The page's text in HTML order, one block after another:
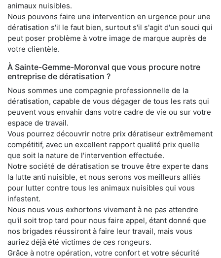
animaux nuisibles.
Nous pouvons faire une intervention en urgence pour une
dératisation s'il le faut bien, surtout s'il s'agit d'un souci qui
peut poser problème à votre image de marque auprès de
votre clientèle.
À Sainte-Gemme-Moronval que vous procure notre
entreprise de dératisation ?
Nous sommes une compagnie professionnelle de la
dératisation, capable de vous dégager de tous les rats qui
peuvent vous envahir dans votre cadre de vie ou sur votre
espace de travail.
Vous pourrez découvrir notre prix dératiseur extrêmement
compétitif, avec un excellent rapport qualité prix quelle
que soit la nature de l'intervention effectuée.
Notre société de dératisation se trouve être experte dans
la lutte anti nuisible, et nous serons vos meilleurs alliés
pour lutter contre tous les animaux nuisibles qui vous
infestent.
Nous nous vous exhortons vivement à ne pas attendre
qu'il soit trop tard pour nous faire appel, étant donné que
nos brigades réussiront à faire leur travail, mais vous
auriez déjà été victimes de ces rongeurs.
Grâce à notre opération, votre confort et votre sécurité